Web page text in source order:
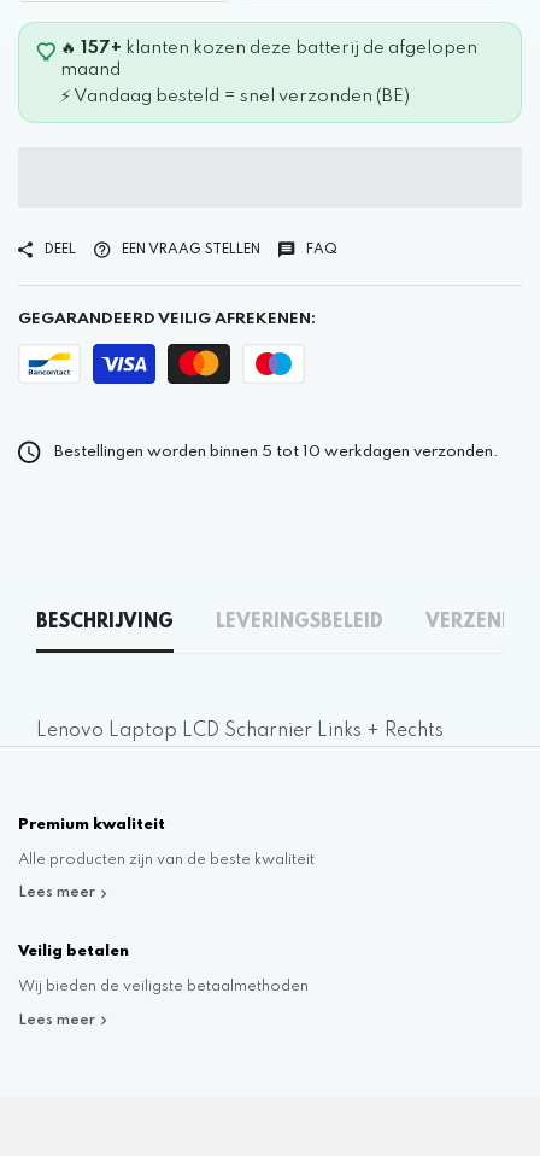
🔥 157+ klanten kozen deze batterij de afgelopen
maand
⚡ Vandaag besteld = snel verzonden (BE)
DEEL EEN VRAAG STELLEN FAQ
GEGARANDEERD VEILIG AFREKENEN:
Bestellingen worden binnen 5 tot 10 werkdagen verzonden.
BESCHRIJVING LEVERINGSBELEID
Lenovo Laptop LCD Scharnier Links + Rechts
Premium kwaliteit
Alle producten zijn van de beste kwaliteit
Lees meer
Veilig betalen
Wij bieden de veiligste betaalmethoden
Lees meer